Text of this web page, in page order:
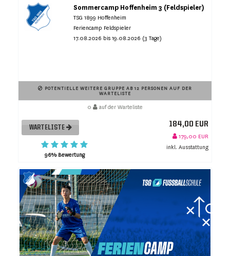
Sommercamp Hoffenheim 3 (Feldspieler)
TSG 1899 Hoffenheim
Feriencamp Feldspieler
17.08.2026 bis 19.08.2026 (3 Tage)
POTENTIELLE WEITERE GRUPPE AB 12 PERSONEN AUF DER
WARTELISTE
0 auf der Warteliste
WARTELISTE
96% Bewertung
184,00 EUR
179,00 EUR
inkl. Ausstattung